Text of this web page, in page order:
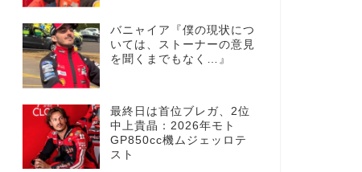
バニャイア『僕の現状につ
いては、ストーナーの意見
を聞くまでもなく…』
最終日は首位ブレガ、2位
中上貴晶：2026年モト
GP850cc機ムジェッロテ
スト